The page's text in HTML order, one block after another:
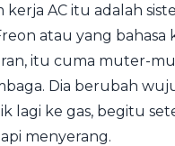
kerja AC itu adalah
atau yang bahasa
itu cuma muter-
Dia berubah
lagi ke gas, begitu
menyerang.